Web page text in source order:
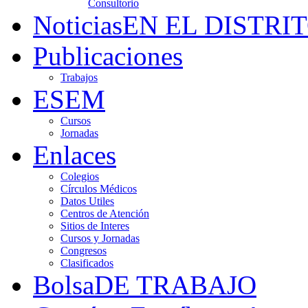
Consultorio
NoticiasEN EL
Publicaciones
Trabajos
ESEM
Cursos
Jornadas
Enlaces
Colegios
Círculos Médicos
Datos Utiles
Centros de Atención
Sitios de Interes
Cursos y Jornadas
Congresos
Clasificados
BolsaDE TRABAJO